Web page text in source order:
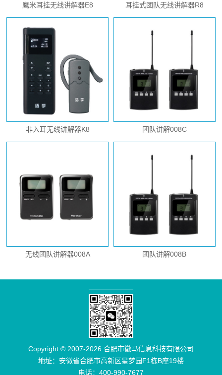
鹰米耳挂无线讲解器E8 耳挂式团队无线讲解器R8
非入耳无线讲解器K8 团队讲解008C
无线团队讲解器008A 团队讲解008B
Copyright © 2007-2026 合肥市徽马信息科技有限公司
地址：安徽省合肥市高新区星梦园F1栋B座19楼
电话：400-990-7677